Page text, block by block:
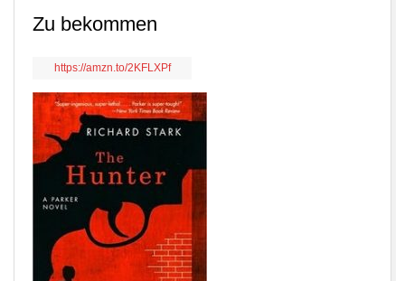
Zu bekommen
https://amzn.to/2KFLXPf